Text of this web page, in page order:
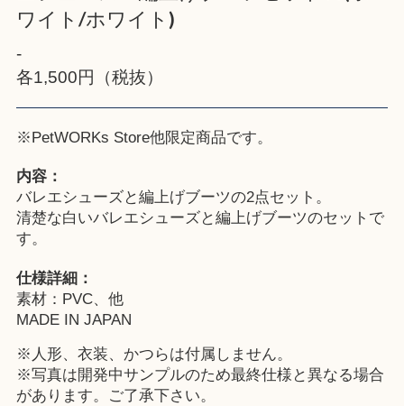
ワイト/ホワイト)
-
各1,500円（税抜）
※PetWORKs Store他限定商品です。
内容：
バレエシューズと編上げブーツの2点セット。
清楚な白いバレエシューズと編上げブーツのセットで
す。
仕様詳細：
素材：PVC、他
MADE IN JAPAN
※人形、衣装、かつらは付属しません。
※写真は開発中サンプルのため最終仕様と異なる場合
があります。ご了承下さい。